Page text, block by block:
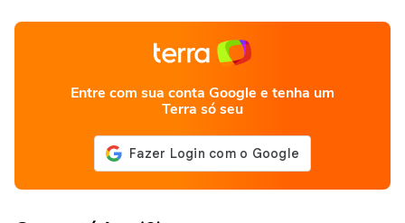
Entre com sua conta Google e tenha um
Terra só seu